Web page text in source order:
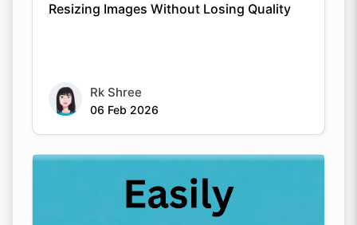
Resizing Images Without Losing Quality
Rk Shree
06 Feb 2026